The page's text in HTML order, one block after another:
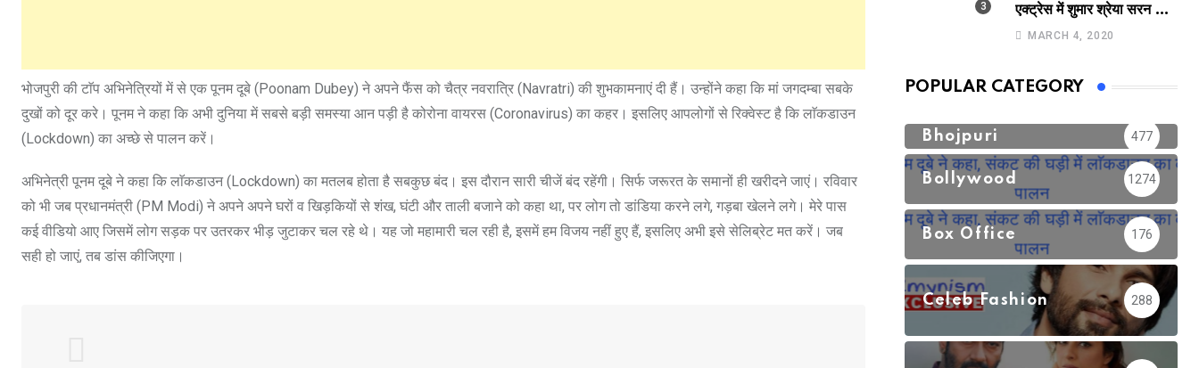
भोजपुरी की टाॅप अभिनेत्रियों में से एक पूनम दूबे (Poonam Dubey) ने अपने फैंस को चैत्र नवरात्रि (Navratri) की शुभकामनाएं दी हैं। उन्होंने कहा कि मां जगदम्बा सबके
दुखों को दूर करे। पूनम ने कहा कि अभी दुनिया में सबसे बड़ी समस्या आन पड़ी है कोरोना वायरस (Coronavirus) का कहर। इसलिए आपलोगों से रिक्वेस्ट है कि लाॅकडाउन
(Lockdown) का अच्छे से पालन करें।
अभिनेत्री पूनम दूबे ने कहा कि लाॅकडाउन (Lockdown) का मतलब होता है सबकुछ बंद। इस दौरान सारी चीजें बंद रहेंगी। सिर्फ जरूरत के समानों ही खरीदने जाएं। रविवार
को भी जब प्रधानमंत्री (PM Modi) ने अपने अपने घरों व खिड़कियों से शंख, घंटी और ताली बजाने को कहा था, पर लोग तो डांडिया करने लगे, गड़बा खेलने लगे। मेरे पास
कई वीडियो आए जिसमें लोग सड़क पर उतरकर भीड़ जुटाकर चल रहे थे। यह जो महामारी चल रही है, इसमें हम विजय नहीं हुए हैं, इसलिए अभी इसे सेलिब्रेट मत करें। जब
सही हो जाएं, तब डांस कीजिएगा।
एक्ट्रेस में शुमार श्रेया सरन का
सेक्सी लिपलॉक
MARCH 4, 2020
POPULAR CATEGORY
Bhojpuri 477
Bollywood 1274
Box Office 176
Celeb Fashion 288